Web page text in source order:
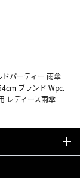
パーティー 雨傘
ブランド Wpc.
レディース雨傘